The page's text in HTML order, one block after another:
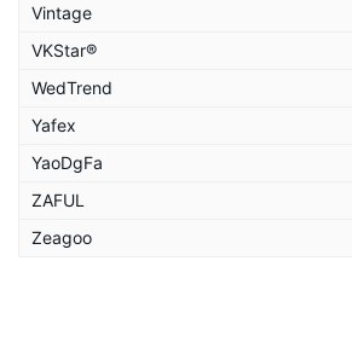
Vintage
VKStar®
WedTrend
Yafex
YaoDgFa
ZAFUL
Zeagoo